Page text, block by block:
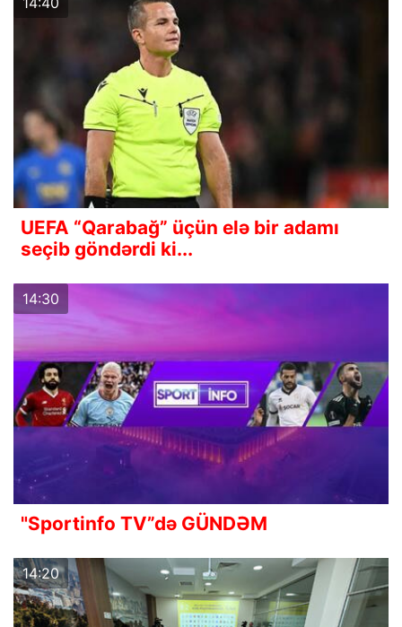
UEFA “Qarabağ” üçün elə bir adamı
seçib göndərdi ki...
14:30
"Sportinfo TV”də GÜNDƏM
14:20